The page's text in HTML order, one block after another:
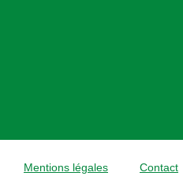
Mentions légales Contact